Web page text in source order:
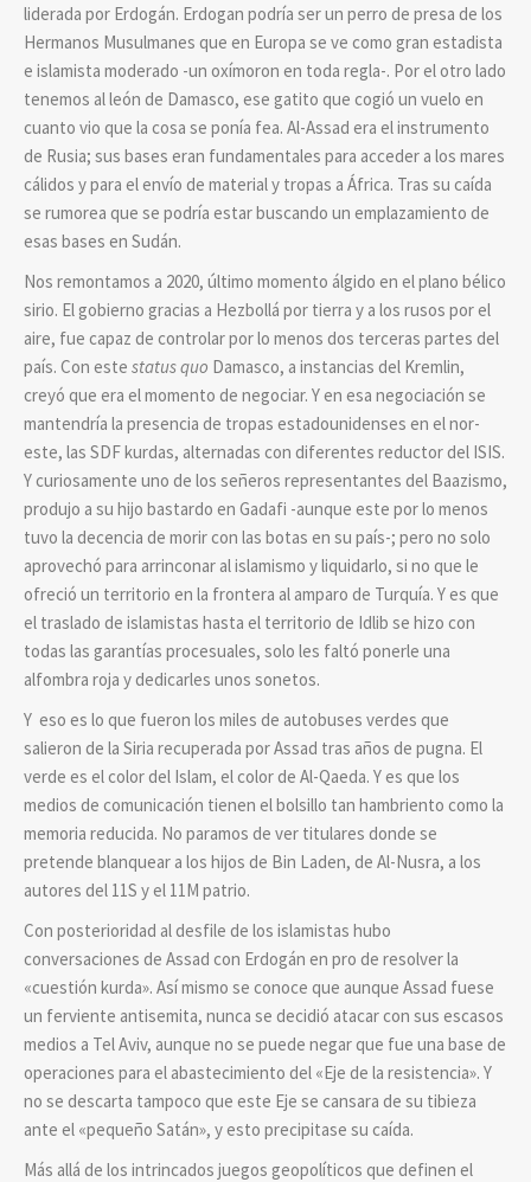
liderada por Erdogán. Erdogan podría ser un perro de presa de los
Hermanos Musulmanes que en Europa se ve como gran estadista
e islamista moderado -un oxímoron en toda regla-. Por el otro lado
tenemos al león de Damasco, ese gatito que cogió un vuelo en
cuanto vio que la cosa se ponía fea. Al-Assad era el instrumento
de Rusia; sus bases eran fundamentales para acceder a los mares
cálidos y para el envío de material y tropas a África. Tras su caída
se rumorea que se podría estar buscando un emplazamiento de
esas bases en Sudán.
Nos remontamos a 2020, último momento álgido en el plano bélico
sirio. El gobierno gracias a Hezbollá por tierra y a los rusos por el
aire, fue capaz de controlar por lo menos dos terceras partes del
país. Con este status quo Damasco, a instancias del Kremlin,
creyó que era el momento de negociar. Y en esa negociación se
mantendría la presencia de tropas estadounidenses en el nor-
este, las SDF kurdas, alternadas con diferentes reductor del ISIS.
Y curiosamente uno de los señeros representantes del Baazismo,
produjo a su hijo bastardo en Gadafi -aunque este por lo menos
tuvo la decencia de morir con las botas en su país-; pero no solo
aprovechó para arrinconar al islamismo y liquidarlo, si no que le
ofreció un territorio en la frontera al amparo de Turquía. Y es que
el traslado de islamistas hasta el territorio de Idlib se hizo con
todas las garantías procesuales, solo les faltó ponerle una
alfombra roja y dedicarles unos sonetos.
Y eso es lo que fueron los miles de autobuses verdes que
salieron de la Siria recuperada por Assad tras años de pugna. El
verde es el color del Islam, el color de Al-Qaeda. Y es que los
medios de comunicación tienen el bolsillo tan hambriento como la
memoria reducida. No paramos de ver titulares donde se
pretende blanquear a los hijos de Bin Laden, de Al-Nusra, a los
autores del 11S y el 11M patrio.
Con posterioridad al desfile de los islamistas hubo
conversaciones de Assad con Erdogán en pro de resolver la
«cuestión kurda». Así mismo se conoce que aunque Assad fuese
un ferviente antisemita, nunca se decidió atacar con sus escasos
medios a Tel Aviv, aunque no se puede negar que fue una base de
operaciones para el abastecimiento del «Eje de la resistencia». Y
no se descarta tampoco que este Eje se cansara de su tibieza
ante el «pequeño Satán», y esto precipitase su caída.
Más allá de los intrincados juegos geopolíticos que definen el